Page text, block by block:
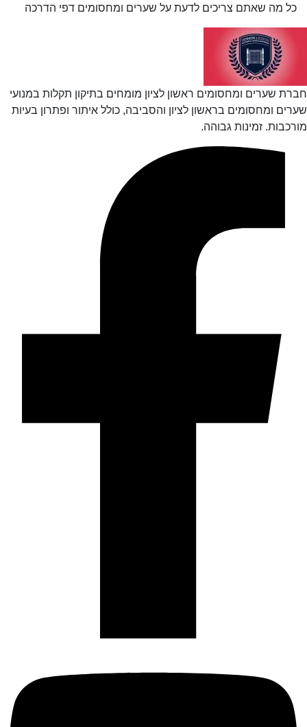
כל מה שאתם צריכים לדעת על שערים ומחסומים דפי הדרכה
חברת שערים ומחסומים ראשון לציון מומחים בתיקון תקלות במנועי
שערים ומחסומים בראשון לציון והסביבה, כולל איתור ופתרון בעיות
מורכבות. זמינות גבוהה.